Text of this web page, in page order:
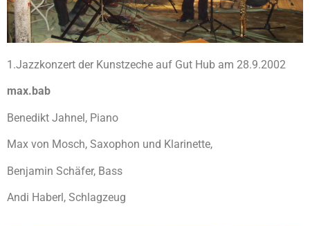
1.Jazzkonzert der Kunstzeche auf Gut Hub am 28.9.2002
max.bab
Benedikt Jahnel, Piano
Max von Mosch, Saxophon und Klarinette,
Benjamin Schäfer, Bass
Andi Haberl, Schlagzeug